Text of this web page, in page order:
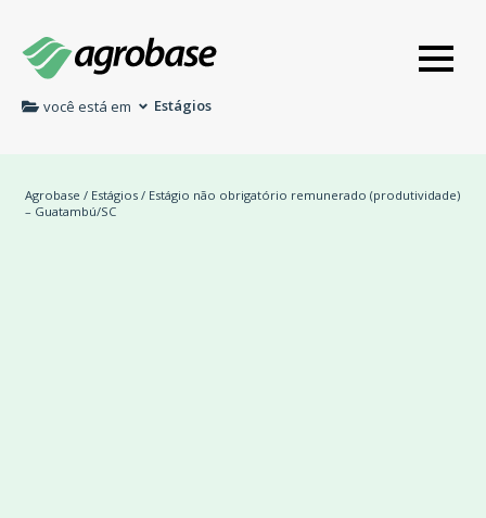
você está em Estágios
Agrobase / Estágios / Estágio não obrigatório remunerado (produtividade)
– Guatambú/SC